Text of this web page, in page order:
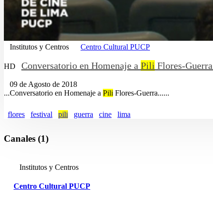
Institutos y Centros Centro Cultural PUCP
HD Conversatorio en Homenaje a Pili Flores-
09 de Agosto de 2018
...Conversatorio en Homenaje a Pili Flores-Guerra......
flores festival pili guerra cine lima
Canales (1)
Institutos y Centros
Centro Cultural PUCP